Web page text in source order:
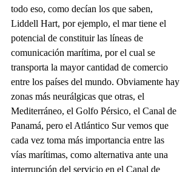
todo eso, como decían los que saben,
Liddell Hart, por ejemplo, el mar tiene el
potencial de constituir las líneas de
comunicación marítima, por el cual se
transporta la mayor cantidad de comercio
entre los países del mundo. Obviamente hay
zonas más neurálgicas que otras, el
Mediterráneo, el Golfo Pérsico, el Canal de
Panamá, pero el Atlántico Sur vemos que
cada vez toma más importancia entre las
vías marítimas, como alternativa ante una
interrupción del servicio en el Canal de